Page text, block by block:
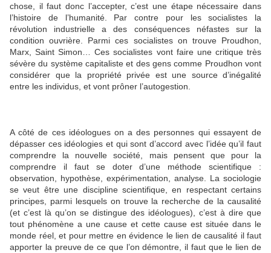
chose, il faut donc l’accepter, c’est une étape nécessaire dans
l’histoire de l’humanité. Par contre pour les socialistes la
révolution industrielle a des conséquences néfastes sur la
condition ouvrière. Parmi ces socialistes on trouve Proudhon,
Marx, Saint Simon… Ces socialistes vont faire une critique très
sévère du système capitaliste et des gens comme Proudhon vont
considérer que la propriété privée est une source d’inégalité
entre les individus, et vont prôner l’autogestion.
A côté de ces idéologues on a des personnes qui essayent de
dépasser ces idéologies et qui sont d’accord avec l’idée qu’il faut
comprendre la nouvelle société, mais pensent que pour la
comprendre il faut se doter d’une méthode scientifique :
observation, hypothèse, expérimentation, analyse. La sociologie
se veut être une discipline scientifique, en respectant certains
principes, parmi lesquels on trouve la recherche de la causalité
(et c’est là qu’on se distingue des idéologues), c’est à dire que
tout phénomène a une cause et cette cause est située dans le
monde réel, et pour mettre en évidence le lien de causalité il faut
apporter la preuve de ce que l’on démontre, il faut que le lien de